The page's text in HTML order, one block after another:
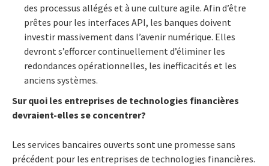
des processus allégés et à une culture agile. Afin d’être
prêtes pour les interfaces API, les banques doivent
investir massivement dans l’avenir numérique. Elles
devront s’efforcer continuellement d’éliminer les
redondances opérationnelles, les inefficacités et les
anciens systèmes.
Sur quoi les entreprises de technologies financières
devraient-elles se concentrer?
Les services bancaires ouverts sont une promesse sans
précédent pour les entreprises de technologies financières.